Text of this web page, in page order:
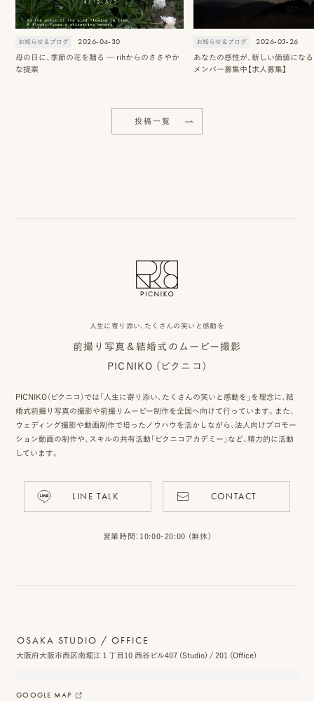
お知らせ＆ブログ 2026-04-30
母の日に、季節の花を贈る — rihからのささやか
な提案
お知らせ＆ブログ 2026-03-26
あなたの感性が、新しい価値にな
メンバー募集中【求人募集】
投稿一覧
人生に寄り添い、たくさんの笑いと感動を
前撮り写真＆結婚式のムービー撮影
PICNIKO (ピクニコ)
PICNIKO（ピクニコ）では「人生に寄り添い、たくさんの笑いと感動を」を理念に、結
婚式前撮り写真の撮影や前撮りムービー制作を全国へ向けて行っています。また、
ウェディング撮影や動画制作で培ったノウハウを活かしながら、法人向けプロモー
ション動画の制作や、スキルの共有活動「ピクニコアカデミー」など、精力的に活動
しています。
LINE TALK CONTACT
営業時間：10:00-20:00 (無休)
OSAKA STUDIO / OFFICE
大阪府大阪市西区南堀江１丁目10 西谷ビル407 (Studio) / 201 (Office)
GOOGLE MAP